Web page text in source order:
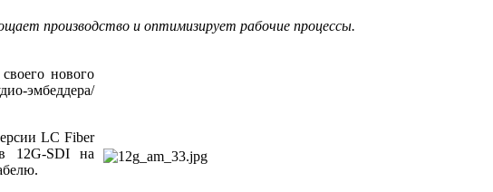
производство и оптимизирует рабочие процессы.
нового
эмбеддера/
LC Fiber
12G-SDI на